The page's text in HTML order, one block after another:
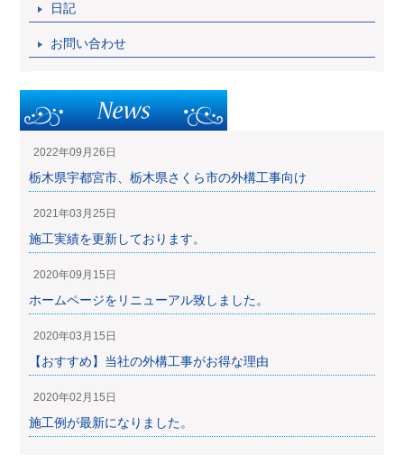
日記
お問い合わせ
2022年09月26日
栃木県宇都宮市、栃木県さくら市の外構工事向け
2021年03月25日
施工実績を更新しております。
2020年09月15日
ホームページをリニューアル致しました。
2020年03月15日
【おすすめ】当社の外構工事がお得な理由
2020年02月15日
施工例が最新になりました。